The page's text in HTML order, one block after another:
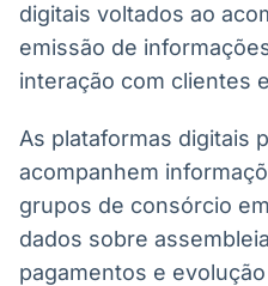
digitais voltados ao
emissão de
interação com clientes
As plataformas digitais
acompanhem
grupos de consórcio
dados sobre
pagamentos e